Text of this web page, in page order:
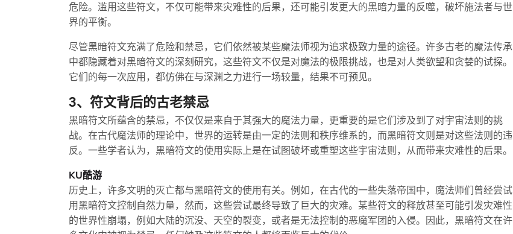
危险。滥用这些符文，不仅可能带来灾难性的后果，还可能引发更大的黑暗力量的反噬，破坏施法者与世
界的平衡。
尽管黑暗符文充满了危险和禁忌，它们依然被某些魔法师视为追求极致力量的途径。许多古老的魔法传承
中都隐藏着对黑暗符文的深刻研究，这些符文不仅是对魔法的极限挑战，也是对人类欲望和贪婪的试探。
它们的每一次应用，都仿佛在与深渊之力进行一场较量，结果不可预见。
3、符文背后的古老禁忌
黑暗符文所蕴含的禁忌，不仅仅是来自于其强大的魔法力量，更重要的是它们涉及到了对宇宙法则的挑
战。在古代魔法师的理论中，世界的运转是由一定的法则和秩序维系的，而黑暗符文则是对这些法则的违
反。一些学者认为，黑暗符文的使用实际上是在试图破坏或重塑这些宇宙法则，从而带来灾难性的后果。
KU酷游
历史上，许多文明的灭亡都与黑暗符文的使用有关。例如，在古代的一些失落帝国中，魔法师们曾经尝试
用黑暗符文控制自然力量，然而，这些尝试最终导致了巨大的灾难。某些符文的释放甚至可能引发灾难性
的世界性崩塌，例如大陆的沉没、天空的裂变，或者是无法控制的恶魔军团的入侵。因此，黑暗符文在许